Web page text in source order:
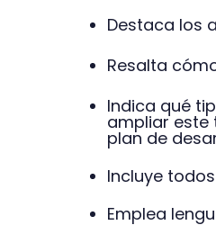
Destaca los
Resalta
Indica qué
ampliar este
plan de
Incluye
Emplea